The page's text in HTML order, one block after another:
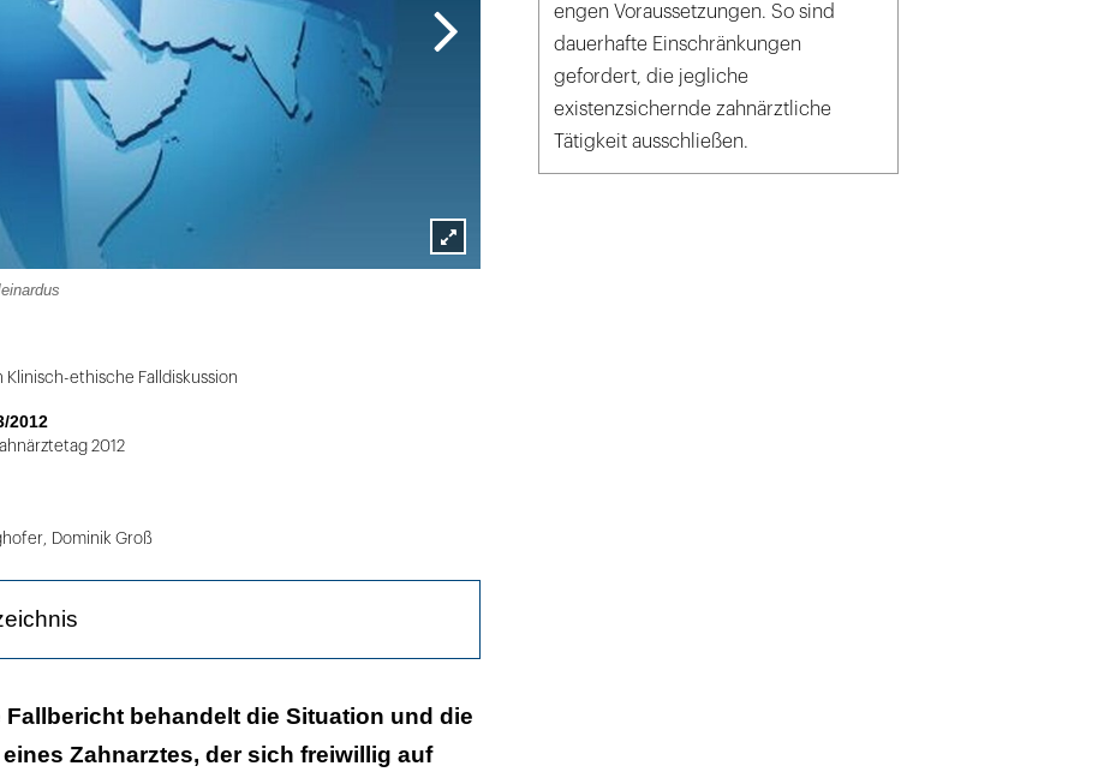
Lightbox
ethische Falldiskussion
2012
2012
, Dominik Groß
Fallbericht behandelt die Situation und die
Zahnarztes, der sich freiwillig auf
engen Voraussetzungen. So sind
dauerhafte Einschränkungen
gefordert, die jegliche
existenzsichernde zahnärztliche
Tätigkeit ausschließen.